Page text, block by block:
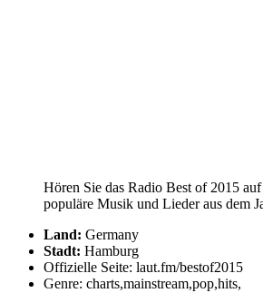
Hören Sie das Radio Best of 2015
populäre Musik und Lieder aus dem
Land: Germany
Stadt: Hamburg
Offizielle Seite: laut.fm/bestof2015
Genre: charts,mainstream,pop,hits,